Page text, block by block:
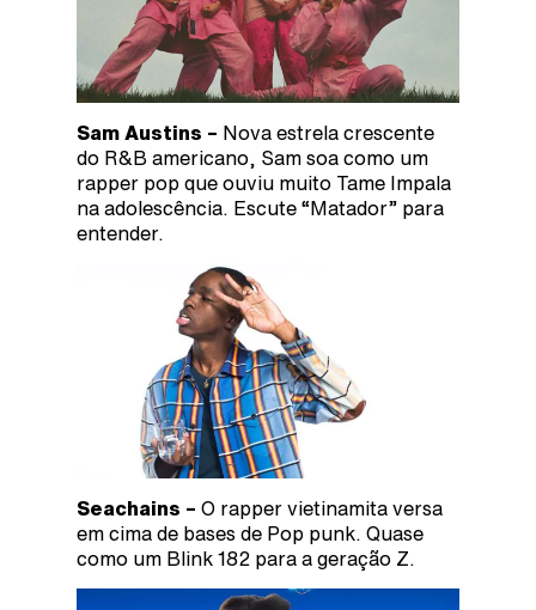
Sam Austins – Nova estrela crescente
do R&B americano, Sam soa como um
rapper pop que ouviu muito Tame Impala
na adolescência. Escute “Matador” para
entender.
Seachains – O rapper vietinamita versa
em cima de bases de Pop punk. Quase
como um Blink 182 para a geração Z.